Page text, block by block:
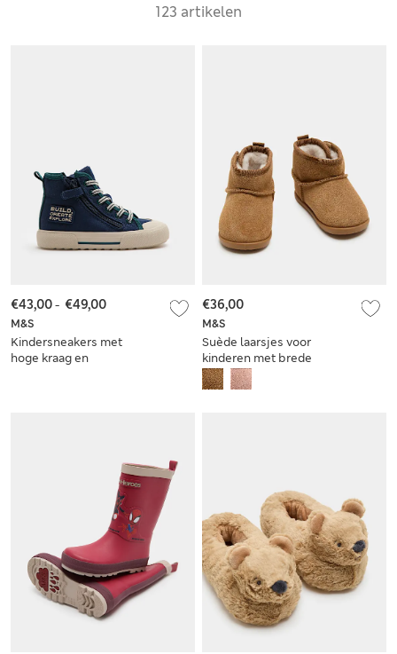
123 artikelen
M&S
Kindersneakers met
hoge kraag en
€43,00- €49,00
M&S
Suède laarsjes voor
kinderen met brede
neus (maat 17-21,5)
€36,00